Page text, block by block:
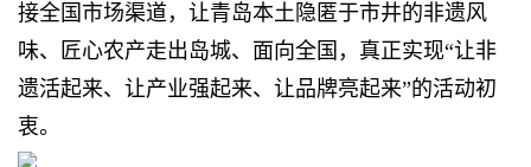
接全国市场渠道，让青岛本土隐匿于市井的非遗风
味、匠心农产走出岛城、面向全国，真正实现“让非
遗活起来、让产业强起来、让品牌亮起来”的活动初
衷。